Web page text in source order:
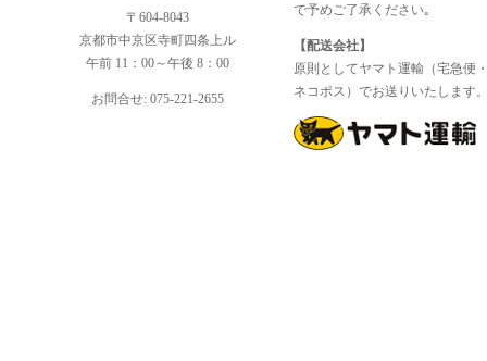
〒604-8043
京都市中京区寺町四条上ル
午前 11：00～午後 8：00
お問合せ: 075-221-2655
で予めご了承ください｡
【配送会社】
原則としてヤマト運輸（宅急便
ネコポス）でお送りいたします